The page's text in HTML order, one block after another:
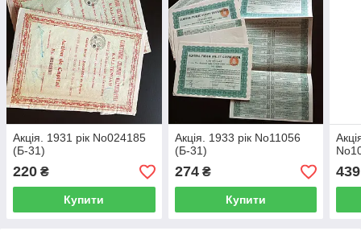
Акція. 1931 рік No024185
(Б-31)
220 ₴
Купити
Акція. 1933 рік No11056
(Б-31)
274₴
Купити
439